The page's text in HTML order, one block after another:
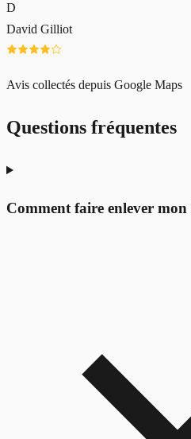
D
David Gilliot
Avis collectés depuis Google Maps
Questions fréquentes
Comment faire enlever